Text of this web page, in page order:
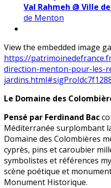
Val Rahmeh @ Ville
de Menton
View the embedded image
https://
direction-menton-pour-les-
Le Domaine des
Pensé par Ferdinand Bac
Méditerranée surplombant
Domaine des Colombières
cyprès, pins et caroubier
symbolistes et références
scène poétique et
Monument Historique.